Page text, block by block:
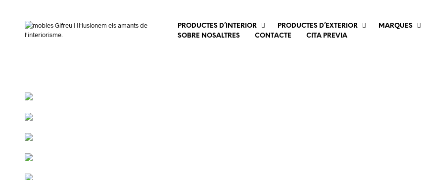
PRODUCTES D’INTERIOR PRODUCTES D’EXTERIOR MARQUES
SOBRE NOSALTRES
CONTACTE CITA PREVIA